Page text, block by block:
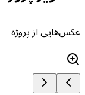
از پروژه